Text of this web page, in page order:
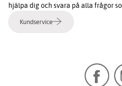
hjälpa dig och svara på alla frågor
Kundservice